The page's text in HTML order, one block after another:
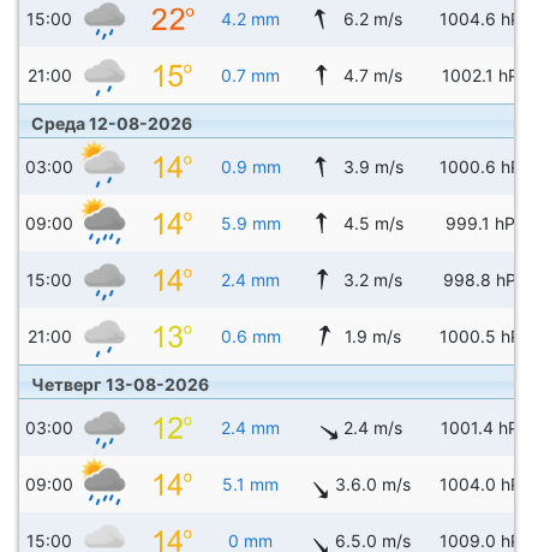
15:00 4.2 mm 6.2 m/s 1004.6 hPa
21:00 0.7 mm 4.7 m/s 1002.1 hPa
Среда 12-08-2026
03:00 0.9 mm 3.9 m/s 1000.6 hPa
09:00 5.9 mm 4.5 m/s 999.1 hPa
15:00 2.4 mm 3.2 m/s 998.8 hPa
21:00 0.6 mm 1.9 m/s 1000.5 hPa
Четверг 13-08-2026
03:00 2.4 mm 2.4 m/s 1001.4 hPa
09:00 5.1 mm 3.6.0 m/s 1004.0 hPa
15:00 0 mm 6.5.0 m/s 1009.0 hPa